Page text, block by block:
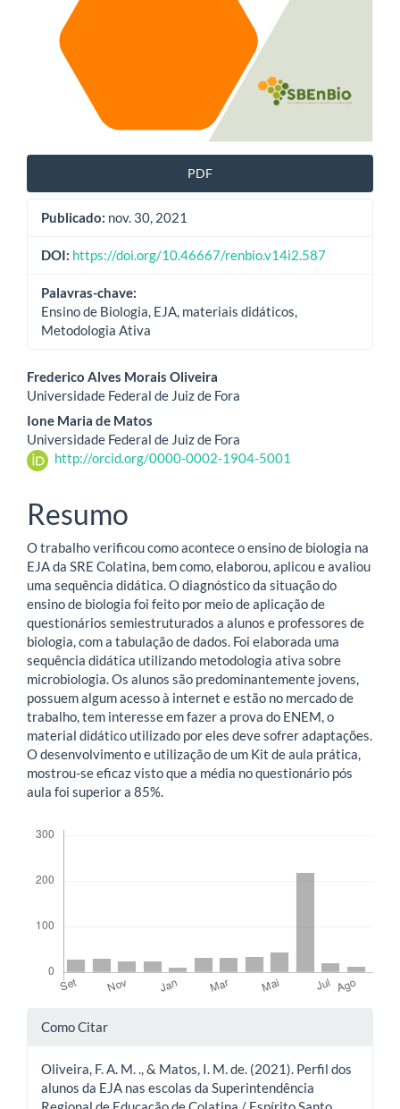
PDF
Publicado: nov. 30, 2021
DOI: https://doi.org/10.46667/renbio.v14i2.587
Palavras-chave:
Ensino de Biologia, EJA, materiais didáticos,
Metodologia Ativa
Conteúdo
do
artigo
principal
Frederico Alves Morais Oliveira
Universidade Federal de Juiz de Fora
Ione Maria de Matos
Universidade Federal de Juiz de Fora
http://orcid.org/0000-0002-1904-5001
Resumo
O trabalho verificou como acontece o ensino de biologia na
EJA da SRE Colatina, bem como, elaborou, aplicou e avaliou
uma sequência didática. O diagnóstico da situação do
ensino de biologia foi feito por meio de aplicação de
questionários semiestruturados a alunos e professores de
biologia, com a tabulação de dados. Foi elaborada uma
sequência didática utilizando metodologia ativa sobre
microbiologia. Os alunos são predominantemente jovens,
possuem algum acesso à internet e estão no mercado de
trabalho, tem interesse em fazer a prova do ENEM, o
material didático utilizado por eles deve sofrer adaptações.
O desenvolvimento e utilização de um Kit de aula prática,
mostrou-se eficaz visto que a média no questionário pós
aula foi superior a 85%.
Detalhes
artigo
Como Citar
Oliveira, F. A. M. ., & Matos, I. M. de. (2021). Perfil dos
alunos da EJA nas escolas da Superintendência